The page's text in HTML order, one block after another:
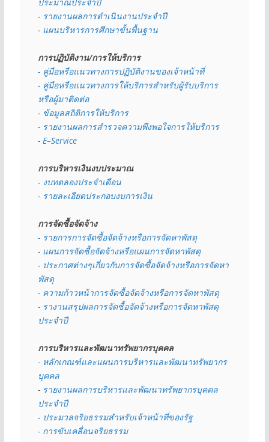
- รายงานผลการดำเนินงานประจำปี
- แผนบริหารการศึกษาขั้นพื้นฐาน
การปฏิบัติงาน/การให้บริการ
- คู่มือหรือแนวทางการปฏิบัติงานของเจ้าหน้าที่
- คู่มือหรือแนวทางการให้บริการสำหรับผู้รับบริการ
หรือผู้มาติดต่อ
- ข้อมูลสถิติการให้บริการ
- รายงานผลการสำรวจความพึงพอใจการให้บริการ
- E–Service
การบริหารเงินงบประมาณ
- งบทดลองประจำเดือน
- รายละเอียดประกอบงบการเงิน
การจัดซื้อจัดจ้าง
- รายการการจัดซื้อจัดจ้างหรือการจัดหาพัสดุ
- แผนการจัดซื้อจัดจ้างหรือแผนการจัดหาพัสดุ
- ประกาศต่างๆเกี่ยวกับการจัดซื้อจัดจ้างหรือการจัดหา
พัสดุ
- ความก้าวหน้าการจัดซื้อจัดจ้างหรือการจัดหาพัสดุ
- รางานสรุปผลการจัดซื้อจัดจ้างหรือการจัดหาพัสดุ
ประจำปี
การบริหารและพัฒนาทรัพยากรบุคคล
- หลักเกณฑ์และแผนการบริหารและพัฒนาทรัพยากร
บุคคล
- รายงานผลการบริหารและพัฒนาทรัพยากรบุคคล
ประจำปี
- ประมวลจริยธรรมสำหรับเจ้าหน้าที่ของรัฐ
- การขับเคลื่อนจริยธรรม